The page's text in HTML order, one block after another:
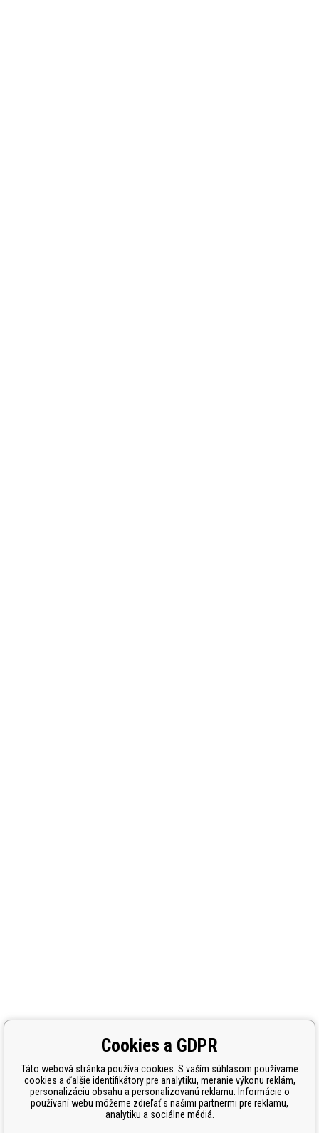
Cookies a GDPR
Táto webová stránka používa cookies. S vaším súhlasom používame
cookies a ďalšie identifikátory pre analytiku, meranie výkonu reklám,
personalizáciu obsahu a personalizovanú reklamu. Informácie o
používaní webu môžeme zdieľať s našimi partnermi pre reklamu,
analytiku a sociálne médiá.